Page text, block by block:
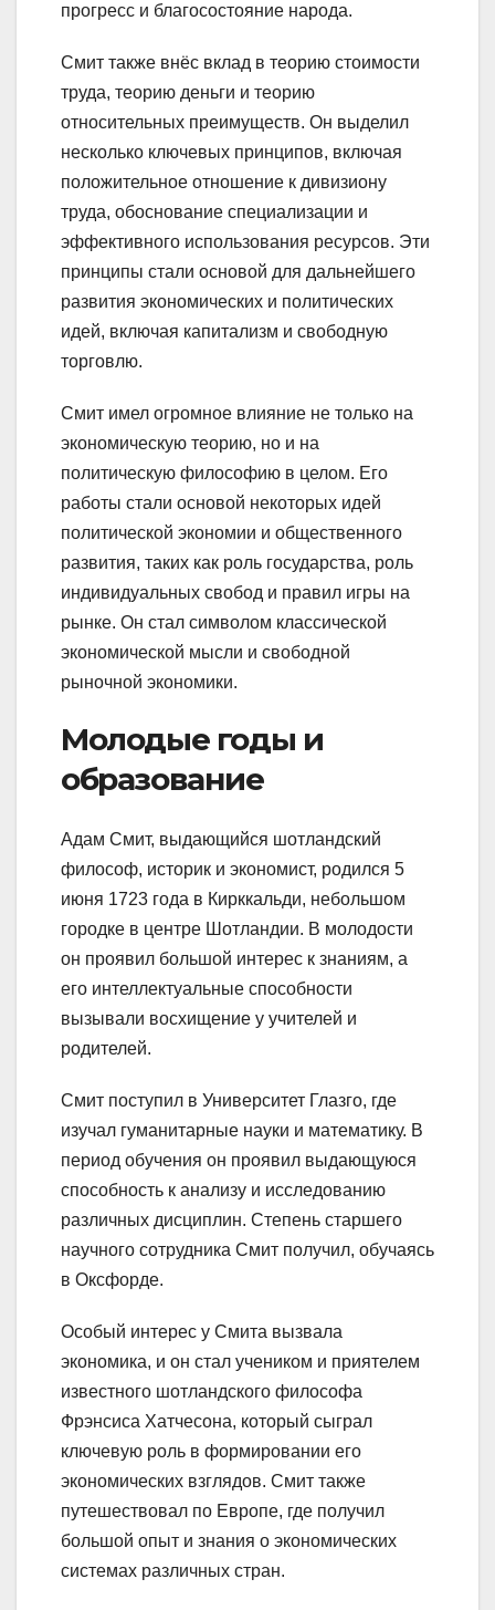
прогресс и благосостояние народа.
Смит также внёс вклад в теорию стоимости
труда, теорию деньги и теорию
относительных преимуществ. Он выделил
несколько ключевых принципов, включая
положительное отношение к дивизиону
труда, обоснование специализации и
эффективного использования ресурсов. Эти
принципы стали основой для дальнейшего
развития экономических и политических
идей, включая капитализм и свободную
торговлю.
Смит имел огромное влияние не только на
экономическую теорию, но и на
политическую философию в целом. Его
работы стали основой некоторых идей
политической экономии и общественного
развития, таких как роль государства, роль
индивидуальных свобод и правил игры на
рынке. Он стал символом классической
экономической мысли и свободной
рыночной экономики.
Молодые годы и
образование
Адам Смит, выдающийся шотландский
философ, историк и экономист, родился 5
июня 1723 года в Кирккальди, небольшом
городке в центре Шотландии. В молодости
он проявил большой интерес к знаниям, а
его интеллектуальные способности
вызывали восхищение у учителей и
родителей.
Смит поступил в Университет Глазго, где
изучал гуманитарные науки и математику. В
период обучения он проявил выдающуюся
способность к анализу и исследованию
различных дисциплин. Степень старшего
научного сотрудника Смит получил, обучаясь
в Оксфорде.
Особый интерес у Смита вызвала
экономика, и он стал учеником и приятелем
известного шотландского философа
Фрэнсиса Хатчесона, который сыграл
ключевую роль в формировании его
экономических взглядов. Смит также
путешествовал по Европе, где получил
большой опыт и знания о экономических
системах различных стран.